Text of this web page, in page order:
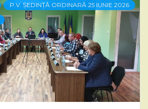
P.V. ȘEDINȚĂ ORDINARĂ 25 IUNIE 2026